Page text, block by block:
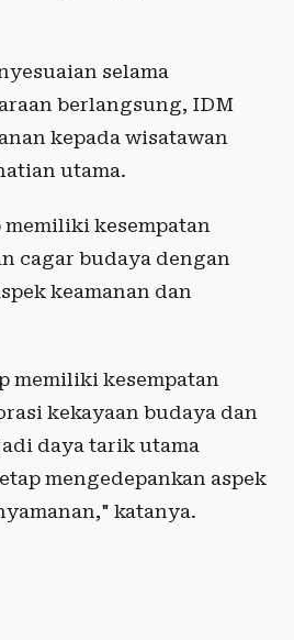
selama
berlangsung, IDM
kepada wisatawan
utama.
kesempatan
cagar budaya dengan
keamanan dan
memiliki kesempatan
kekayaan budaya dan
daya tarik utama
mengedepankan aspek
katanya.